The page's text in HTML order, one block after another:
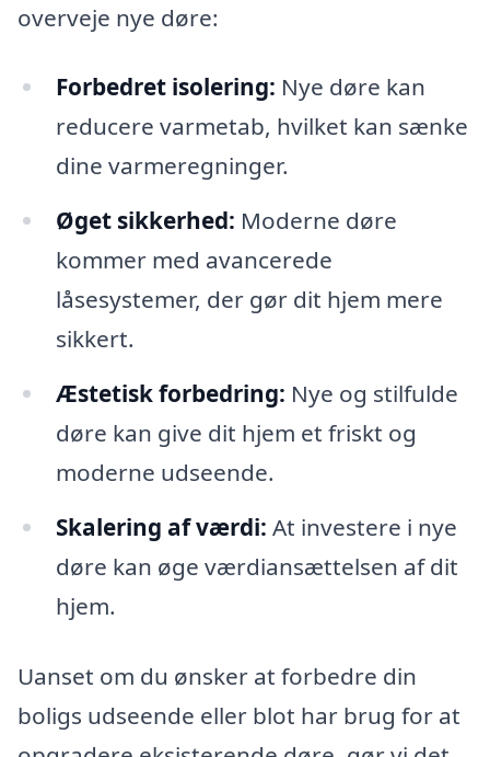
overveje nye døre:
Forbedret isolering: Nye døre kan
reducere varmetab, hvilket kan sænke
dine varmeregninger.
Øget sikkerhed: Moderne døre
kommer med avancerede
låsesystemer, der gør dit hjem mere
sikkert.
Æstetisk forbedring: Nye og stilfulde
døre kan give dit hjem et friskt og
moderne udseende.
Skalering af værdi: At investere i nye
døre kan øge værdiansættelsen af dit
hjem.
Uanset om du ønsker at forbedre din
boligs udseende eller blot har brug for at